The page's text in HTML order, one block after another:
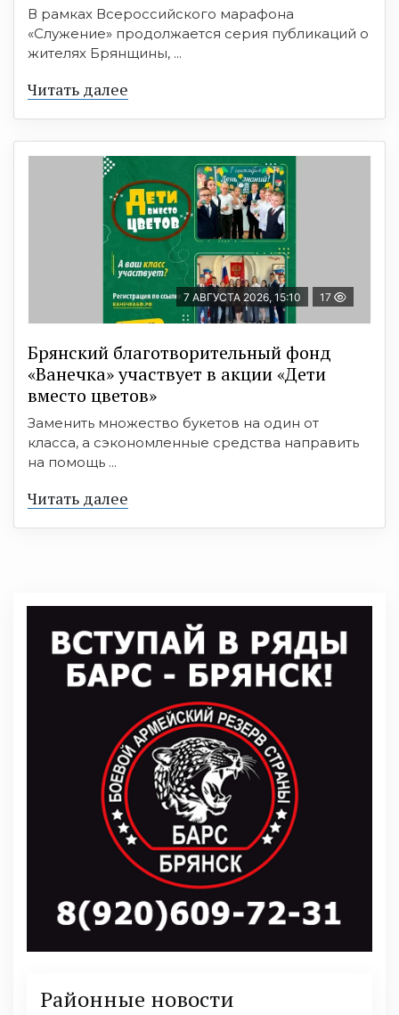
В рамках Всероссийского марафона
«Служение» продолжается серия публикаций о
жителях Брянщины, ...
Читать далее
7 АВГУСТА 2026, 15:10 17
Брянский благотворительный фонд
«Ванечка» участвует в акции «Дети
вместо цветов»
Заменить множество букетов на один от
класса, а сэкономленные средства направить
на помощь ...
Читать далее
Районные новости